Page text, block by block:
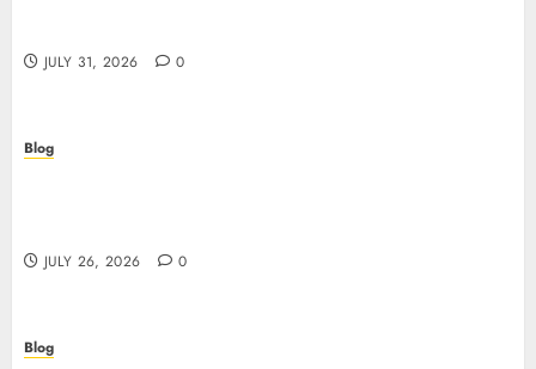
JULY 31, 2026 0
Blog
JULY 26, 2026 0
Blog